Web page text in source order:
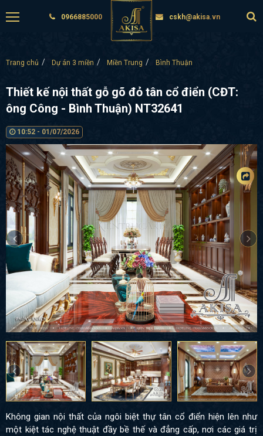
0966885000 cskh@akisa.vn
Trang chủ Dự án 3 miền Miền Trung Bình Thuận
Thiết kế nội thất gỗ gõ đỏ tân cổ điển (CĐT:
ông Công - Bình Thuận) NT32641
10:52 - 01/07/2026
Không gian nội thất của ngôi biệt thự tân cổ điển hiện lên như
một kiệt tác nghệ thuật đầy bề thế và đẳng cấp, nơi các giá trị